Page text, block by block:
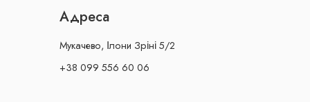
Адреса
Мукачево, Ілони Зріні 5/2
+38 099 556 60 06